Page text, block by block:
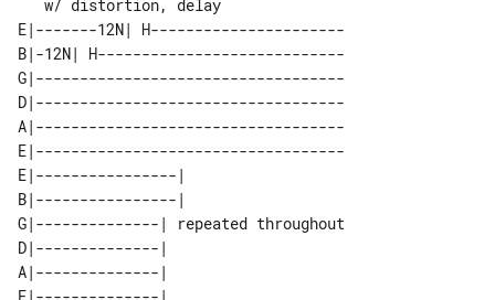
E|-------12N| H----------------------
B|-12N| H----------------------------
G|-----------------------------------
D|-----------------------------------
A|-----------------------------------
E|-----------------------------------
E|----------------|
B|----------------|
G|--------------| repeated throughout
D|--------------|
A|--------------|